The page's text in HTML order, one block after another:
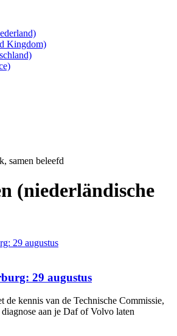
(niederländische
29 augustus
de kennis van de Technische Commissie,
aan je Daf of Volvo laten